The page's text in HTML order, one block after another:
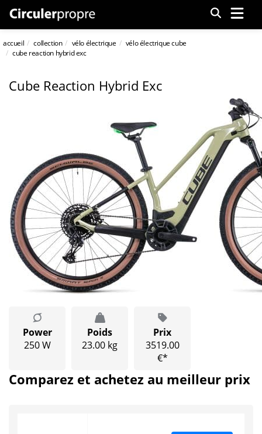
Menu
accueil collection vélo électrique
vélo électrique cube
cube reaction hybrid exc
Cube Reaction Hybrid Exc
Power
250 W
Poids
23.00 kg
Prix
3519.00
€*
Comparez et achetez au meilleur prix